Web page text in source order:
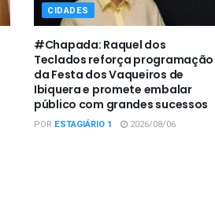
CIDADES
#Chapada: Raquel dos
Teclados reforça programação
da Festa dos Vaqueiros de
Ibiquera e promete embalar
público com grandes sucessos
POR ESTAGIÁRIO 1 2026/08/06